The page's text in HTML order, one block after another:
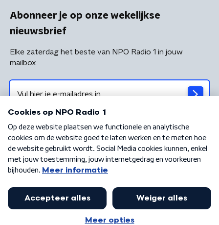
Abonneer je op onze wekelijkse
nieuwsbrief
Elke zaterdag het beste van NPO Radio 1 in jouw
mailbox
Algemene voorwaarden